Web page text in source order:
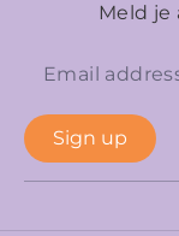
Meld je
Sign up